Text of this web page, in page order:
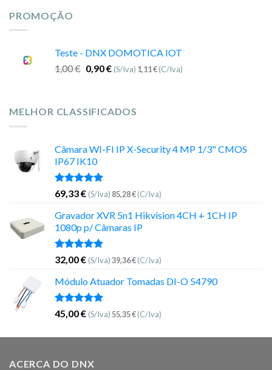
PROMOÇÃO
Teste - DNX DOMOTICA IOT
1,00€ 0,90€ (S/Iva) 1,11€(C/Iva)
MELHOR CLASSIFICADOS
Câmara WI-FI IP X-Security 4 MP 1/3" CMOS
IP67 IK10
Avaliação
5.00
de 5
69,33€ (S/Iva) 85,28€(C/Iva)
Gravador XVR 5n1 Hikvision 4CH + 1CH IP
1080p p/ Câmaras IP
Avaliação
5.00
de 5
32,00€ (S/Iva)39,36€(C/Iva)
Módulo Atuador Tomadas DI-O 54790
Avaliação
5.00
de 5
45,00€ (S/Iva)55,35€(C/Iva)
ACERCA DO DNX